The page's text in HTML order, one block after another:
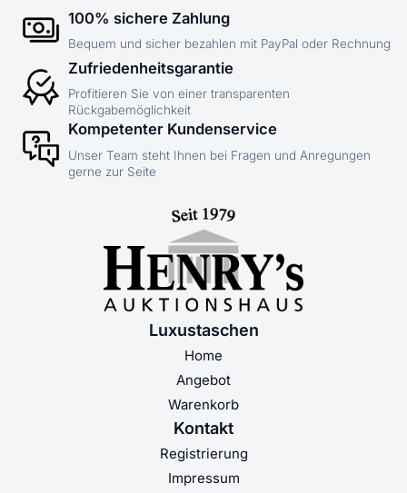
100% sichere Zahlung
Bequem und sicher bezahlen mit PayPal oder Rechnung
Zufriedenheitsgarantie
Profitieren Sie von einer transparenten
Rückgabemöglichkeit
Kompetenter Kundenservice
Unser Team steht Ihnen bei Fragen und Anregungen
gerne zur Seite
Luxustaschen
Home
Angebot
Warenkorb
Kontakt
Registrierung
Impressum